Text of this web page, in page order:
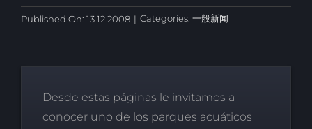
Published On: 13.12.2008 | Categories: 一般新闻
Desde estas páginas le invitamos a
conocer uno de los parques acuáticos